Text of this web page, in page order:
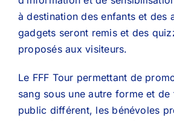
à destination des enfants et des
gadgets seront remis et des
proposés aux visiteurs.
Le FFF Tour permettant de
sang sous une autre forme et de
public différent, les bénévoles